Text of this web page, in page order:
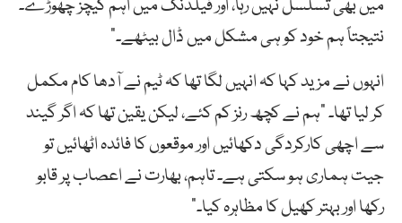
میں بھی تسلسل نہیں رہا، اور فیلڈنگ میں اہم کیچز چھوڑے۔
نتیجتاً ہم خود کو ہی مشکل میں ڈال بیٹھے۔”
انہوں نے مزید کہا کہ انہیں لگا تھا کہ ٹیم نے آدھا کام مکمل
کر لیا تھا۔ “ہم نے کچھ رنز کم کئے، لیکن یقین تھا کہ اگر گیند
سے اچھی کارکردگی دکھائیں اور موقعوں کا فائدہ اٹھائیں تو
جیت ہماری ہو سکتی ہے۔ تاہم، بھارت نے اعصاب پر قابو
رکھا اور بہتر کھیل کا مظاہرہ کیا۔”